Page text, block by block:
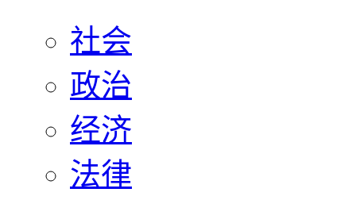
社会
政治
经济
法律